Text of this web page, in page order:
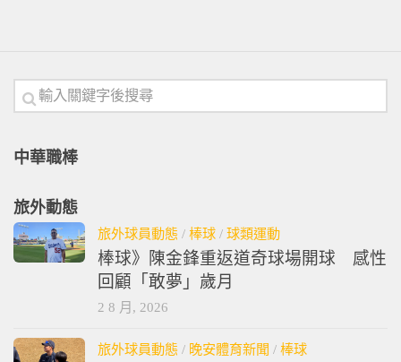
中華職棒
旅外動態
旅外球員動態 / 棒球 / 球類運動
棒球》陳金鋒重返道奇球場開球 感性
回顧「敢夢」歲月
2 8 月, 2026
旅外球員動態 / 晚安體育新聞 / 棒球